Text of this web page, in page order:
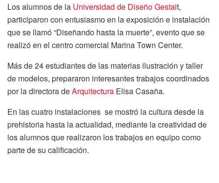
Los alumnos de la Universidad de Diseño Gestalt,
participaron con entusiasmo en la exposición e instalación
que se llamó “Diseñando hasta la muerte”, evento que se
realizó en el centro comercial Marina Town Center.
Más de 24 estudiantes de las materias ilustración y taller
de modelos, prepararon interesantes trabajos coordinados
por la directora deArquitectura Elisa Casaña.
En las cuatro instalaciones se mostró la cultura desde la
prehistoria hasta la actualidad, mediante la creatividad de
los alumnos que realizaron los trabajos en equipo como
parte de su calificación.